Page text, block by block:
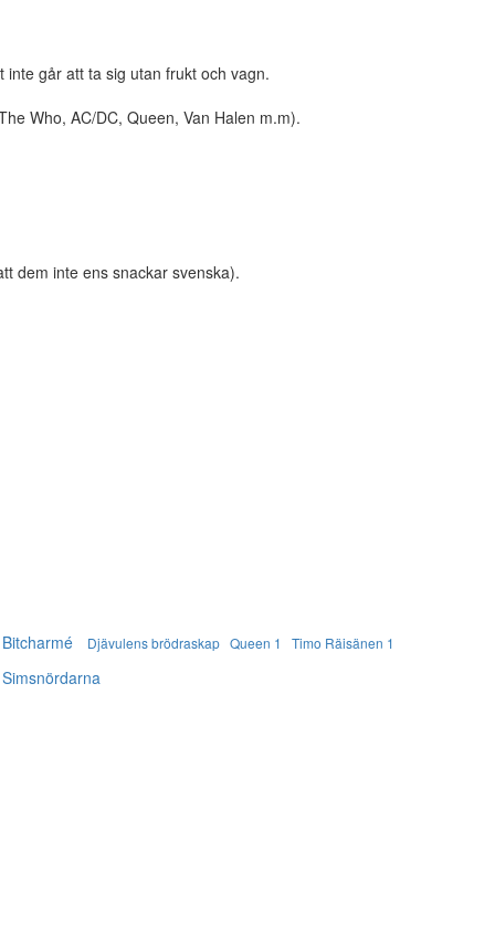
går att ta sig utan frukt och vagn.
Who, AC/DC, Queen, Van Halen m.m).
dem inte ens snackar svenska).
Djävulens brödraskap Queen 1 Timo Räisänen 1